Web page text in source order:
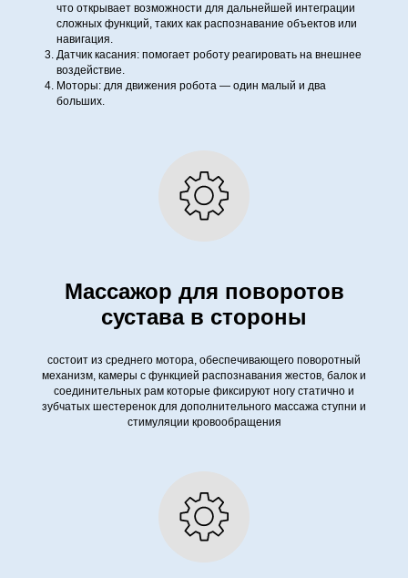
что открывает возможности для дальнейшей интеграции
сложных функций, таких как распознавание объектов или
навигация.
Датчик касания: помогает роботу реагировать на внешнее
воздействие.
Моторы: для движения робота — один малый и два
больших.
Массажор для поворотов
сустава в стороны
состоит из среднего мотора, обеспечивающего поворотный
механизм, камеры с функцией распознавания жестов, балок и
соединительных рам которые фиксируют ногу статично и
зубчатых шестеренок для дополнительного массажа ступни и
стимуляции кровообращения